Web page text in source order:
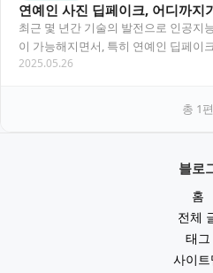
연예인 사진 딥페이크, 어디까지
최근 몇 년간 기술의 발전으로 인공지
이 가능해지면서, 특히 연예인 딥페이
고 있습니다. 실존 인물의 얼굴을 합성
2025.05.26
총 1편
블로
홈
전체
태그
사이트